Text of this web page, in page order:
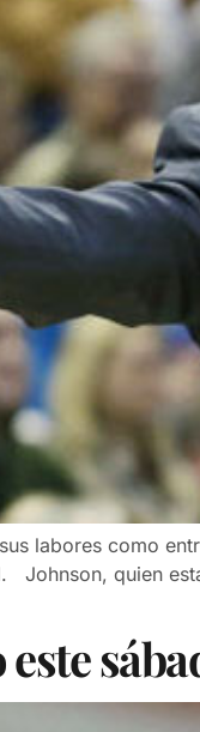
labores como
Johnson, quien